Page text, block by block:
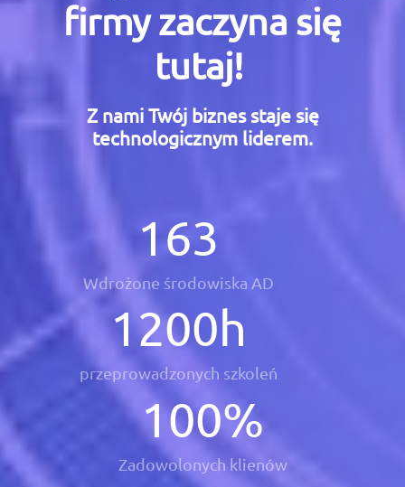
firmy zaczyna się
tutaj!
Z nami Twój biznes staje się
technologicznym liderem.
163
Wdrożone środowiska AD
1200h
przeprowadzonych szkoleń
100%
Zadowolonych klienów